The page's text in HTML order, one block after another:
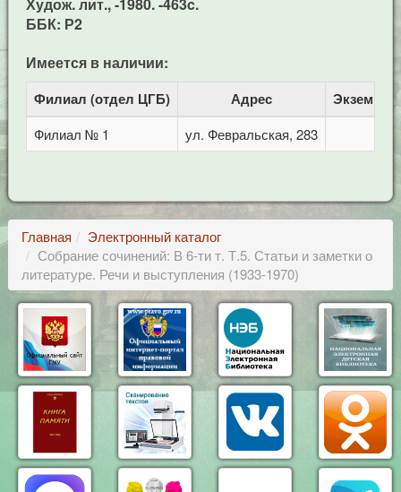
ББК: Р2
Имеется в наличии:
Филиал (отдел ЦГБ) Адрес
Филиал № 1 ул. Февральская, 283
Главная
Электронный каталог
Собрание сочинений: В 6-ти т. Т.5. Статьи и заметки о
литературе. Речи и выступления (1933-1970)